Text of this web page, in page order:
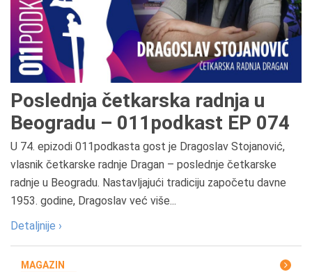
Poslednja četkarska radnja u
Beogradu – 011podkast EP 074
U 74. epizodi 011podkasta gost je Dragoslav Stojanović,
vlasnik četkarske radnje Dragan – poslednje četkarske
radnje u Beogradu. Nastavljajući tradiciju započetu davne
1953. godine, Dragoslav već više...
Detaljnije ›
MAGAZIN